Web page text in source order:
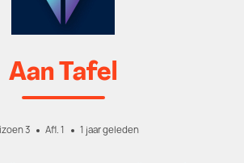
Aan Tafel
3 Afl. 1 1 jaar geleden